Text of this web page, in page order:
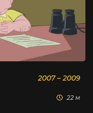
2007 – 2009
22 м